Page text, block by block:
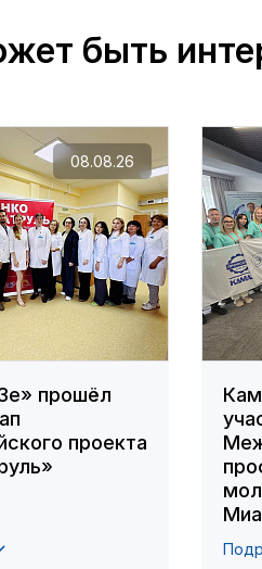
быть
прошёл
проекта
08.08.26